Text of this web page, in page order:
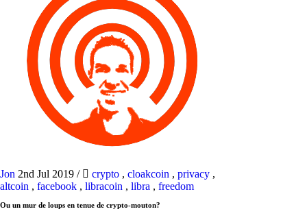
Jon 2nd Jul 2019 / crypto , cloakcoin , privacy ,
altcoin , facebook , libracoin , libra , freedom
Ou un mur de loups en tenue de crypto-mouton?